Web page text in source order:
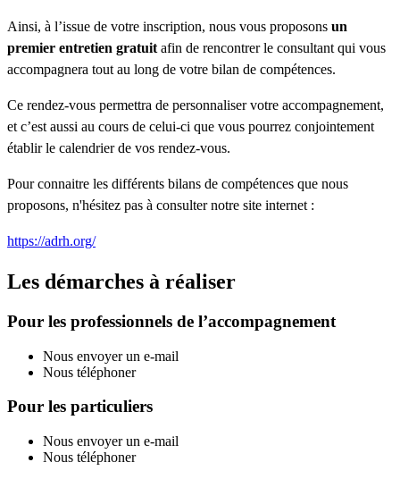
Ainsi, à l’issue de votre inscription, nous vous proposons un
premier entretien gratuit afin de rencontrer le consultant qui vous
accompagnera tout au long de votre bilan de compétences.
Ce rendez-vous permettra de personnaliser votre accompagnement,
et c’est aussi au cours de celui-ci que vous pourrez conjointement
établir le calendrier de vos rendez-vous.
Pour connaitre les différents bilans de compétences que nous
proposons, n'hésitez pas à consulter notre site internet :
https://adrh.org/
Les démarches à réaliser
Pour les professionnels de l’accompagnement
Nous envoyer un e-mail
Nous téléphoner
Pour les particuliers
Nous envoyer un e-mail
Nous téléphoner